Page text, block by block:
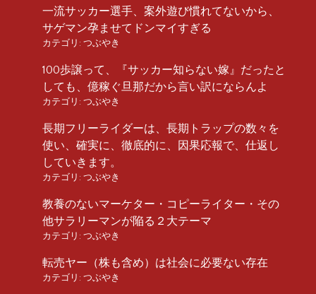
一流サッカー選手、案外遊び慣れてないから、
サゲマン孕ませてドンマイすぎる
カテゴリ: つぶやき
100歩譲って、『サッカー知らない嫁』だったと
しても、億稼ぐ旦那だから言い訳にならんよ
カテゴリ: つぶやき
長期フリーライダーは、長期トラップの数々を
使い、確実に、徹底的に、因果応報で、仕返し
していきます。
カテゴリ: つぶやき
教養のないマーケター・コピーライター・その
他サラリーマンが陥る２大テーマ
カテゴリ: つぶやき
転売ヤー（株も含め）は社会に必要ない存在
カテゴリ: つぶやき